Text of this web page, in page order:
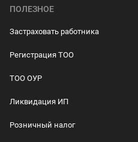
ПОЛЕЗНОЕ
Застраховать работника
Регистрация ТОО
ТОО ОУР
Ликвидация ИП
Розничный налог